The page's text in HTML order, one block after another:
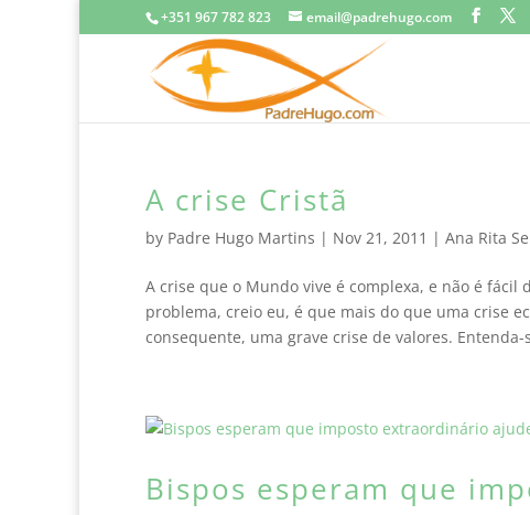
+351 967 782 823 email@padrehugo.com
A crise Cristã
by Padre Hugo Martins | Nov 21, 2011 | Ana Rita
A crise que o Mundo vive é complexa, e não é
problema, creio eu, é que mais do que uma crise
consequente, uma grave crise de valores. Entenda-
Bispos esperam que